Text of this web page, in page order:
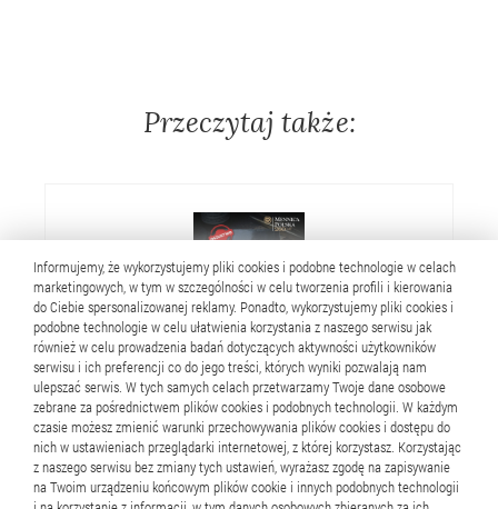
Informujemy, że wykorzystujemy pliki cookies i podobne technologie w celach
marketingowych, w tym w szczególności w celu tworzenia profili i kierowania
do Ciebie spersonalizowanej reklamy. Ponadto, wykorzystujemy pliki cookies i
podobne technologie w celu ułatwienia korzystania z naszego serwisu jak
również w celu prowadzenia badań dotyczących aktywności użytkowników
serwisu i ich preferencji co do jego treści, których wyniki pozwalają nam
ulepszać serwis. W tych samych celach przetwarzamy Twoje dane osobowe
zebrane za pośrednictwem plików cookies i podobnych technologii. W każdym
czasie możesz zmienić warunki przechowywania plików cookies i dostępu do
nich w ustawieniach przeglądarki internetowej, z której korzystasz. Korzystając
z naszego serwisu bez zmiany tych ustawień, wyrażasz zgodę na zapisywanie
na Twoim urządzeniu końcowym plików cookie i innych podobnych technologii
Przeczytaj także:
17 lipca 2026
Fałszywe sztabki i
podrobione paragony.
Mennica Polska ostrzega
przed nowym p...rocederem